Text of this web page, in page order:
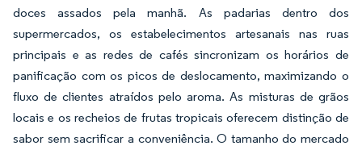
doces assados pela manhã. As padarias dentro dos
supermercados, os estabelecimentos artesanais nas ruas
principais e as redes de cafés sincronizam os horários de
panificação com os picos de deslocamento, maximizando o
fluxo de clientes atraídos pelo aroma. As misturas de grãos
locais e os recheios de frutas tropicais oferecem distinção de
sabor sem sacrificar a conveniência. O tamanho do mercado